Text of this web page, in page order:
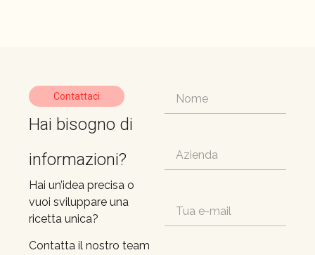
Contattaci
Hai bisogno di
informazioni?
Hai un’idea precisa o
vuoi sviluppare una
ricetta unica?
Contatta il nostro team